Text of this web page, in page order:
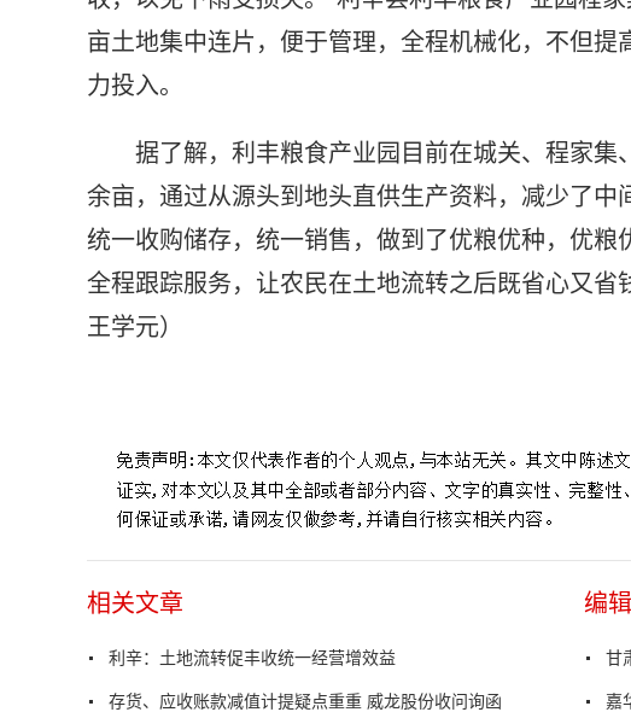
亩土地集中连片，便于管理，全程机械化，不但
力投入。
据了解，利丰粮食产业园目前在城关、程家
余亩，通过从源头到地头直供生产资料，减少了
统一收购储存，统一销售，做到了优粮优种，优
全程跟踪服务，让农民在土地流转之后既省心又
王学元）
相关文章
利辛：土地流转促丰收统一经营增效益
存货、应收账款减值计提疑点重重 威龙股份收问询函
编
甘
嘉